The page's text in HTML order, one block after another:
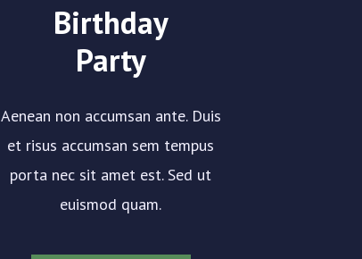
Birthday
Party
Aenean non accumsan ante. Duis
et risus accumsan sem tempus
porta nec sit amet est. Sed ut
euismod quam.